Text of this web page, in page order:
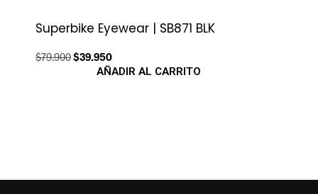
Superbike Eyewear | SB871 BLK
$79.900$39.950
AÑADIR AL CARRITO